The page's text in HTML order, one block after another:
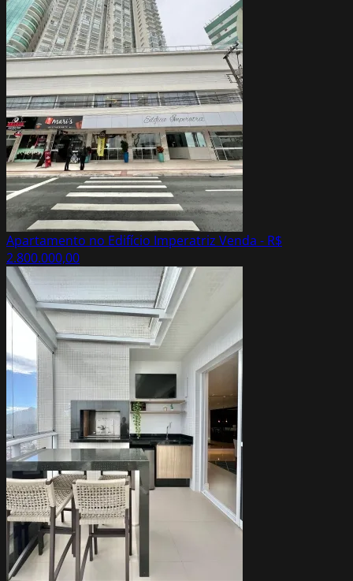
Apartamento no Edifício Imperatriz Venda - R$
2.800.000,00